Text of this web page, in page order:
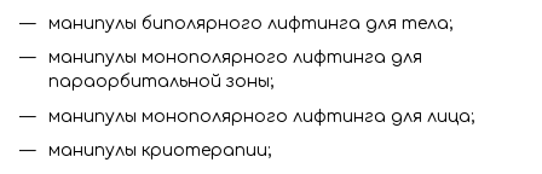
манипулы биполярного лифтинга для тела;
манипулы монополярного лифтинга для
параорбитальной зоны;
манипулы монополярного лифтинга для лица;
манипулы криотерапии;